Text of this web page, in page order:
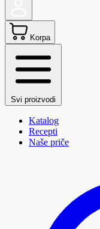
Korpa
Svi proizvodi
Katalog
Recepti
Naše priče